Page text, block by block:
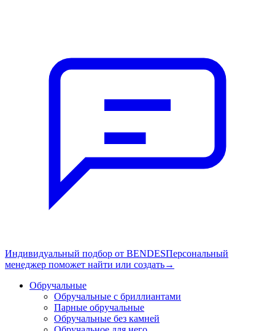
Индивидуальный подбор от BENDESПерсональный
менеджер поможет найти или создать→
Обручальные
Обручальные с бриллиантами
Парные обручальные
Обручальные без камней